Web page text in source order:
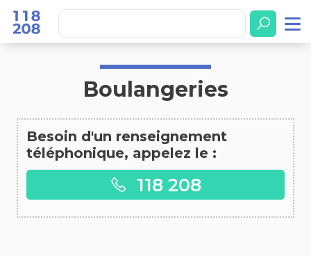
Accueil
Boulangeries
Besoin d'un renseignement
téléphonique, appelez le :
118 208